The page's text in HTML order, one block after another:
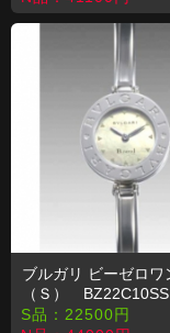
ブルガリ ビーゼロワ
（Ｓ）
時計
S品： 22500円